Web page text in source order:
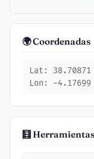
🌍 Coordenadas
Lat: 38.70871
Lon: -4.17699
🧮 Herramientas